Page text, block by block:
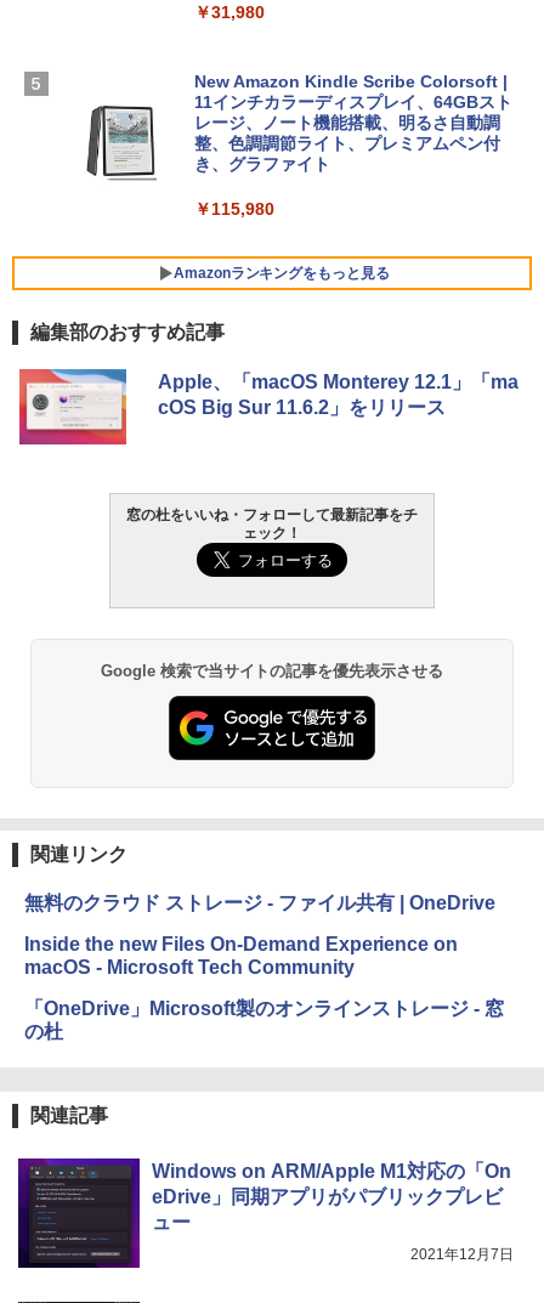
FMV ノートパソコン WE1-K3 (MS 365 P
ersonal/Copilotキー搭載/Win 11/15.6型/
Core i5/16GB/SSD 512GB/ホワイト) FM
VWK3E15W_AZ
￥139,880
ト): Java & Bedrock Edition | オンライ
￥3,600
ェクトリストと最新エミュレータ紹介
￥31,980
New Amazon Kindle Scribe Colorsoft |
11インチカラーディスプレイ、64GBスト
レージ、ノート機能搭載、明るさ自動調
整、色調調節ライト、プレミアムペン付
き、グラファイト
￥115,980
Amazonランキングをもっと見る
編集部のおすすめ記事
Apple、「macOS Monterey 12.1」「ma
cOS Big Sur 11.6.2」をリリース
窓の杜をいいね・フォローして最新記事をチ
ェック！
Google 検索で当サイトの記事を優先表示させる
関連リンク
無料のクラウド ストレージ - ファイル共有 | OneDrive
Inside the new Files On-Demand Experience on
macOS - Microsoft Tech Community
「OneDrive」Microsoft製のオンラインストレージ - 窓
の杜
関連記事
Windows on ARM/Apple M1対応の「On
eDrive」同期アプリがパブリックプレビ
ュー
2021年12月7日